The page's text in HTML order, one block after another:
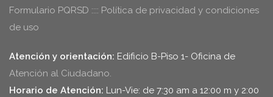
Formulario PQRSD :::: Política de privacidad y condiciones
de uso
Atención y orientación: Edificio B-Piso 1- Oficina de
Atención al Ciudadano.
Horario de Atención: Lun-Vie: de 7:30 am a 12:00 m y 2:00